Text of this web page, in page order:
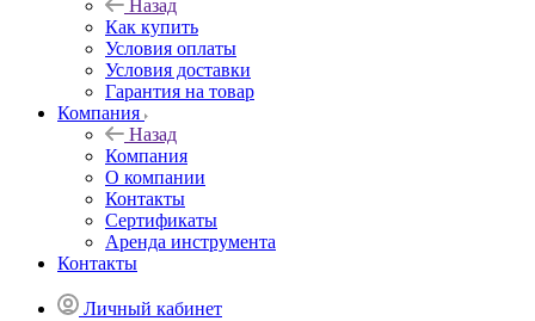
Назад
Как купить
Условия оплаты
Условия доставки
Гарантия на товар
Компания
Назад
Компания
О компании
Контакты
Сертификаты
Аренда инструмента
Контакты
Личный кабинет